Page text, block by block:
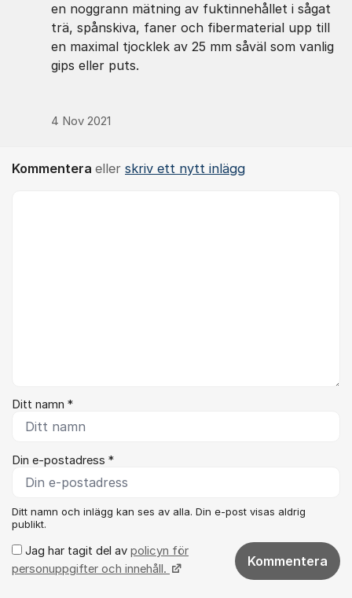
en noggrann mätning av fuktinnehållet i sågat
trä, spånskiva, faner och fibermaterial upp till
en maximal tjocklek av 25 mm såväl som vanlig
gips eller puts.
4 Nov 2021
Kommentera eller skriv ett nytt inlägg
Ditt namn *
Din e-postadress *
Ditt namn och inlägg kan ses av alla. Din e-post visas aldrig
publikt.
Jag har tagit del av policyn för
personuppgifter och innehåll.
Kommentera